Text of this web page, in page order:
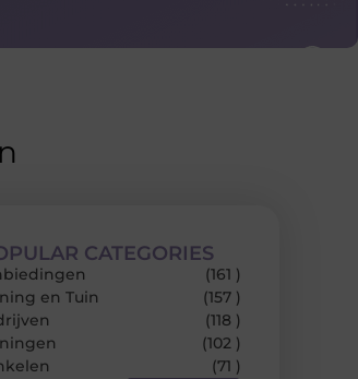
CATEGORIES
(161 )
en Tuin
(157 )
(118 )
(102 )
(71 )